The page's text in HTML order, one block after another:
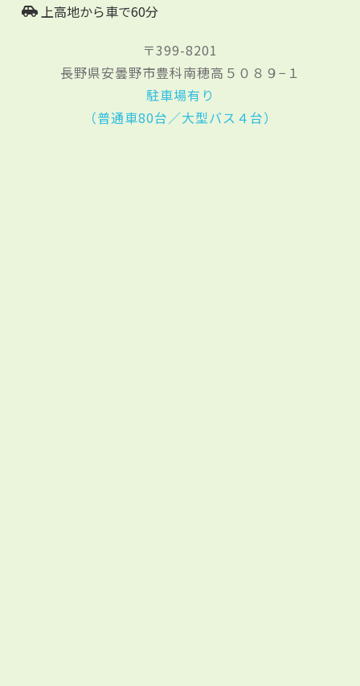
上高地から車で60分
〒399-8201
長野県安曇野市豊科南穂高５０８９−１
駐車場有り
（普通車80台／大型バス４台）